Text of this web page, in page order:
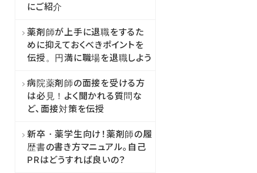
にご紹介
薬剤師が上手に退職をするた
めに抑えておくべきポイントを
伝授。円満に職場を退職しよう
病院薬剤師の面接を受ける方
は必見！よく聞かれる質問な
ど、面接対策を伝授
新卒・薬学生向け！薬剤師の履
歴書の書き方マニュアル。自己
PRはどうすれば良いの？